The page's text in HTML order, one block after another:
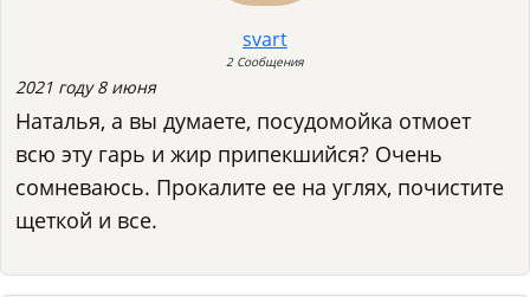
svart
2 Сообщения
2021 году 8 июня
Наталья, а вы думаете, посудомойка отмоет
всю эту гарь и жир припекшийся? Очень
сомневаюсь. Прокалите ее на углях, почистите
щеткой и все.